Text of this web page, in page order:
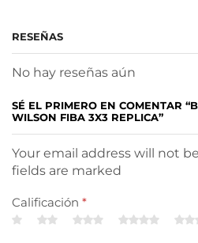
RESEÑAS
No hay reseñas aún
SÉ EL PRIMERO EN COMENTAR
WILSON FIBA 3X3 REPLICA”
Your email address will not
fields are marked
Calificación *